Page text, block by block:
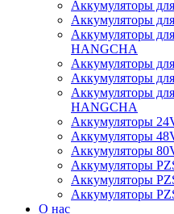
Аккумуляторы
Аккумуляторы
Аккумуляторы
HANGCHA
Аккумуляторы
Аккумуляторы
Аккумуляторы
HANGCHA
Аккумуляторы
Аккумуляторы
Аккумуляторы
Аккумуляторы
Аккумуляторы
Аккумуляторы
О нас